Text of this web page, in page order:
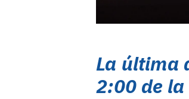
La última
2:00 de